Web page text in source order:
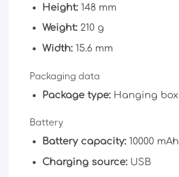
Height:148 mm
Weight:210 g
Width:15.6 mm
Packaging data
Package type:Hanging box
Battery
Battery capacity:10000 mAh
Charging source:USB